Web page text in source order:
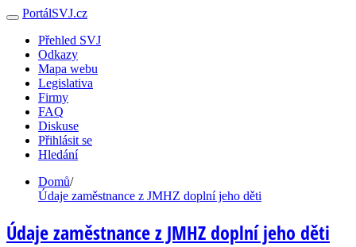
PortálSVJ.cz
Přehled SVJ
Odkazy
Mapa webu
Legislativa
Firmy
FAQ
Diskuse
Přihlásit se
Hledání
Domů/
Údaje zaměstnance z JMHZ doplní jeho děti
Údaje zaměstnance z JMHZ doplní jeho děti